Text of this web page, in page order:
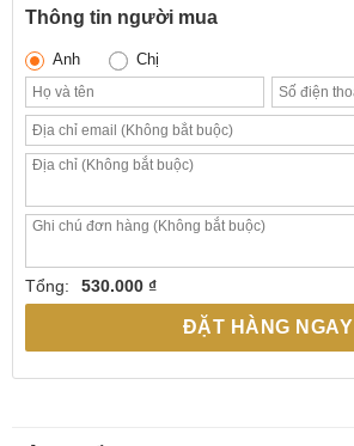
Thông tin người mua
Anh Chị
Tổng: 530.000 ₫
ĐẶT HÀNG NGAY